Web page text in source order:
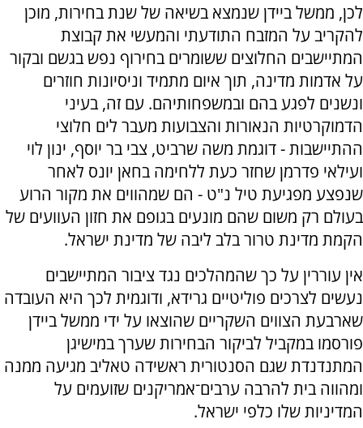
לכן, ממשל ביידן שנמצא בשיאה של שנת בחירות, מוכן
להקריב על המזבח התודעתי והמעשי את קבוצת
המתיישבים החלוצים ששומרים בחירוף נפש בגשם ובקור
על אדמות מדינה, תוך איום מתמיד וניסיונות חוזרים
ונשנים לפגע בהם ובמשפחותיהם. עם זה, בעיני
הדמוקרטיות הנאורות והצבועות מעבר לים חלוצי
ההתיישבות - דוגמת משה שרביט, צבי בר יוסף, ינון לוי
ועילאי פדרמן שחזר כעת ללחימה בחאן יונס לאחר
שנפצע מפגיעת טיל נ"ט - הם שמהווים את מקור הרוע
בעולם רק משום שהם מונעים בגופם את חזון העוועים של
הקמת מדינת טרור בלב ליבה של מדינת ישראל.
אין עוררין על כך שהמהלכים נגד ציבור המתיישבים
נעשים לצרכים פוליטיים גרידא, ודוגמית לכך היא העובדה
שארבעת הצווים השקריים שהוצאו על ידי ממשל ביידן
פורסמו במקביל לביקור הבחירות שערך במישיגן
המתנדנדת שגם הסנטורית ראשידה טאליב מגיעה ממנה
ומהווה בית להרבה ערבים־אמריקנים שזועמים על
המדיניות שלו כלפי ישראל.